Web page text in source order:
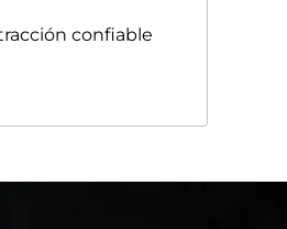
confiable